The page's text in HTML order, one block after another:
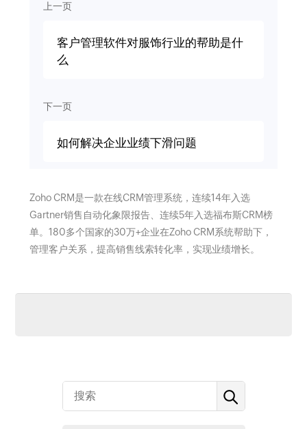
上一页
客户管理软件对服饰行业的帮助是什
么
下一页
如何解决企业业绩下滑问题
Zoho CRM是一款在线CRM管理系统，连续14年入选
Gartner销售自动化象限报告、连续5年入选福布斯CRM榜
单。180多个国家的30万+企业在Zoho CRM系统帮助下，
管理客户关系，提高销售线索转化率，实现业绩增长。